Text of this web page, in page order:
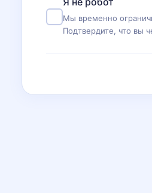
Мы временно
Подтвердите, что вы